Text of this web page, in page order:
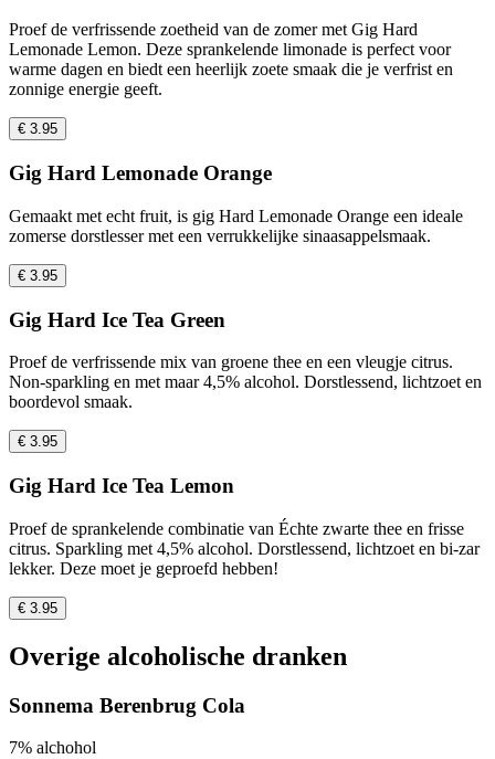
Proef de verfrissende zoetheid van de zomer met Gig Hard
Lemonade Lemon. Deze sprankelende limonade is perfect voor
warme dagen en biedt een heerlijk zoete smaak die je verfrist en
zonnige energie geeft.
€ 3.95
Gig Hard Lemonade Orange
Gemaakt met echt fruit, is gig Hard Lemonade Orange een ideale
zomerse dorstlesser met een verrukkelijke sinaasappelsmaak.
€ 3.95
Gig Hard Ice Tea Green
Proef de verfrissende mix van groene thee en een vleugje citrus.
Non-sparkling en met maar 4,5% alcohol. Dorstlessend, lichtzoet en
boordevol smaak.
€ 3.95
Gig Hard Ice Tea Lemon
Proef de sprankelende combinatie van Échte zwarte thee en frisse
citrus. Sparkling met 4,5% alcohol. Dorstlessend, lichtzoet en bi-zar
lekker. Deze moet je geproefd hebben!
€ 3.95
Overige alcoholische dranken
Sonnema Berenbrug Cola
7% alchohol